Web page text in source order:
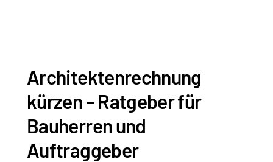
Architektenrechnung
kürzen – Ratgeber für
Bauherren und
Auftraggeber